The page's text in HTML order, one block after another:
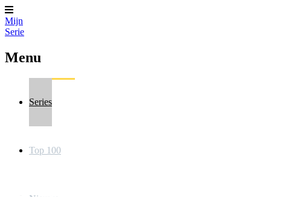
Mijn
Serie
Menu
Series
Top 100